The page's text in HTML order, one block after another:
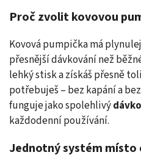
Proč zvolit kovovou
Kovová pumpička má
přesnější dávkování než
lehký stisk a získáš přesně
potřebuješ – bez kapání a
funguje jako spolehlivý
každodenní používání.
Jednotný systém místo